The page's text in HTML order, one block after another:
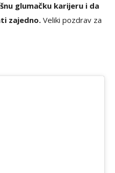
glumačku karijeru i da
zajedno. Veliki pozdrav za